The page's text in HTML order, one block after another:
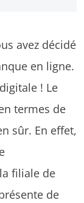
avez décidé
en ligne.
! Le
termes de
sûr. En effet,
filiale de
de